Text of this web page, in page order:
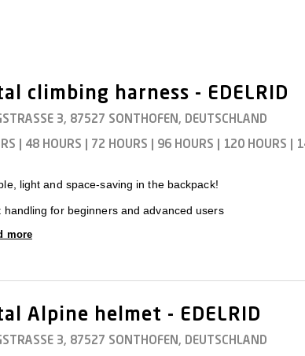
climbing harness - EDELRID
3, 87527 SONTHOFEN, DEUTSCHLAND
48 HOURS 72 HOURS 96 HOURS 120 HOURS
light and space-saving in the backpack!
handling for beginners and advanced users
more
Alpine helmet - EDELRID
3, 87527 SONTHOFEN, DEUTSCHLAND